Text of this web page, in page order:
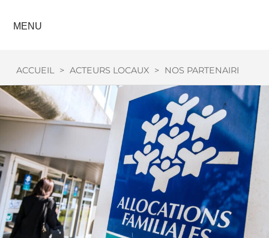
MENU
ACCUEIL > ACTEURS LOCAUX > NOS PARTENAIRES